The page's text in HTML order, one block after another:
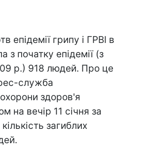
епідемії грипу і ГРВІ в
з початку епідемії (з
р.) 918 людей. Про це
служба
здоров'я
на вечір 11 січня за
загиблих